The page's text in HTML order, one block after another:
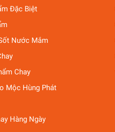
Đặc Biệt
Nước Mắm
Chay
Mộc Hùng Phát
Hàng Ngày